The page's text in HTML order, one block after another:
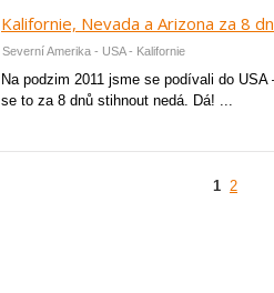
Kalifornie, Nevada a Arizona za 8
Severní Amerika - USA - Kalifornie
Na podzim 2011 jsme se podívali do
se to za 8 dnů stihnout nedá. Dá! ...
1 2